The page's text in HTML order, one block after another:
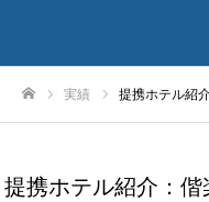
実績 提携ホテル紹介：偕楽園すぐ＆広く
提携ホテル紹介：